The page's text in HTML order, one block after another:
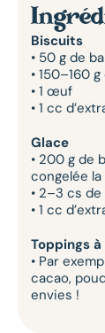
Biscuits
• 50 g de
• 150–160
• 1 œuf
• 1 cc
Glace
• 200 g de
congelée
• 2–3 cs
• 1 cc
Toppings
• Par
cacao,
envies !